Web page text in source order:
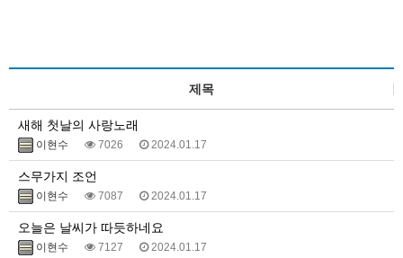
제목
새해 첫날의 사랑노래
이현수 7026 2024.01.17
스무가지 조언
이현수 7087 2024.01.17
오늘은 날씨가 따듯하네요
이현수 7127 2024.01.17